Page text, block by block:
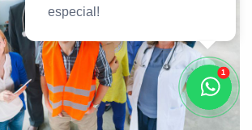
1
especial!